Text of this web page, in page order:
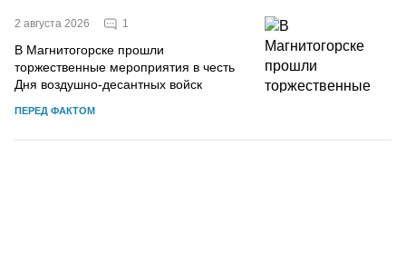
2 августа 2026 1
В Магнитогорске прошли
торжественные мероприятия в честь
Дня воздушно-десантных войск
ПЕРЕД ФАКТОМ